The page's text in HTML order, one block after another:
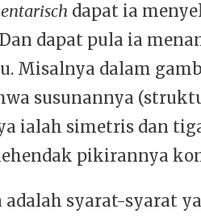
dapat ia
dapat pula ia
Misalnya dalam
susunannya
ialah simetris dan
pikirannya
adalah syarat-syarat